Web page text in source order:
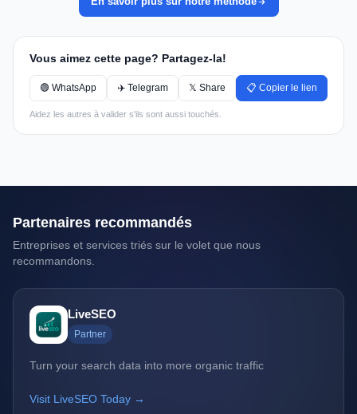
Vous aimez cette page? Partagez-la!
🟢 WhatsApp ✈️ Telegram 𝕏 Share 📋 Copier le lien
Aidez les autres à valider s'ils sont aussi touchés.
Partenaires recommandés
Entreprises et services triés sur le volet que nous
recommandons.
LiveSEO
Partner
Turn your search data into more organic traffic
Visit LiveSEO Today →